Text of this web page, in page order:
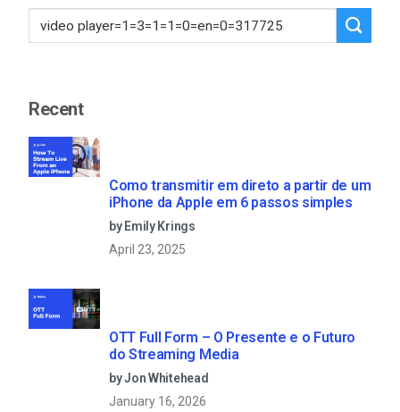
Recent
Como transmitir em direto a partir de um
iPhone da Apple em 6 passos simples
by Emily Krings
April 23, 2025
OTT Full Form – O Presente e o Futuro
do Streaming Media
by Jon Whitehead
January 16, 2026